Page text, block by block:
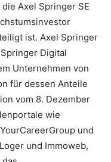
Axel Springer SE
ist. Axel Springer
Digital
Unternehmen von
für dessen Anteile
vom 8. Dezember
wie
und
und Immoweb,